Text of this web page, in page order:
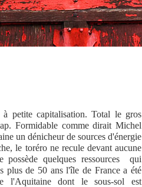
petite capitalisation. Total le gros
Formidable comme dirait Michel
un dénicheur de sources d'énergie
le toréro ne recule devant aucune
possède quelques ressources qui
plus de 50 ans l'île de France a été
l'Aquitaine dont le sous-sol est